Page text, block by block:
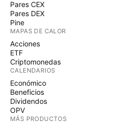
Pares CEX
Pares DEX
Pine
MAPAS DE CALOR
Acciones
ETF
Criptomonedas
CALENDARIOS
Económico
Beneficios
Dividendos
OPV
MÁS PRODUCTOS